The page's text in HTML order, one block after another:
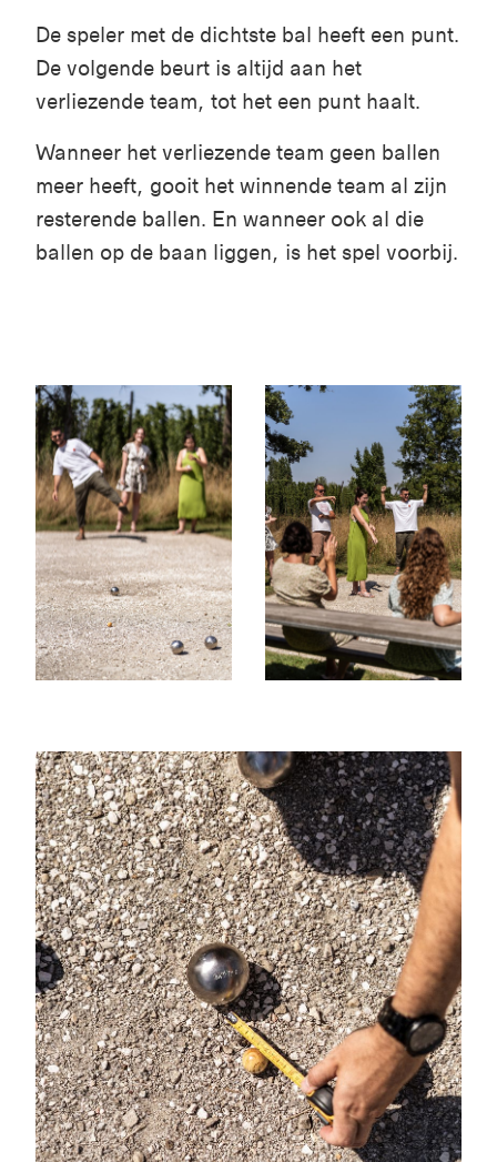
De speler met de dichtste bal heeft een punt.
De volgende beurt is altijd aan het
verliezende team, tot het een punt haalt.
Wanneer het verliezende team geen ballen
meer heeft, gooit het winnende team al zijn
resterende ballen. En wanneer ook al die
ballen op de baan liggen, is het spel voorbij.